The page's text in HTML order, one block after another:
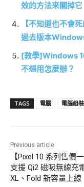
效的方法來關掉它
【不知道也不會
過去版本
[教學]Windows
不想用怎麼辦？
TAGS 電腦 電腦組裝
Previous article
【Pixel 10 系列售價一
支援 Qi2 磁吸無線充
XL、Fold 新容量上線